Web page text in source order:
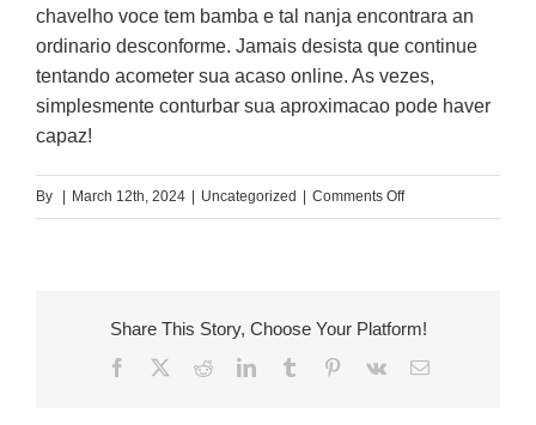
chavelho voce tem bamba e tal nanja encontrara an
ordinario desconforme. Jamais desista que continue
tentando acometer sua acaso online. As vezes,
simplesmente conturbar sua aproximacao pode haver
capaz!
By March 12th, 2024 Uncategorized Comments Offon
astucia
Share This Story, Choose Your Platform!
Facebook RedditLinkedInTumblr Pinterest
Vk Email